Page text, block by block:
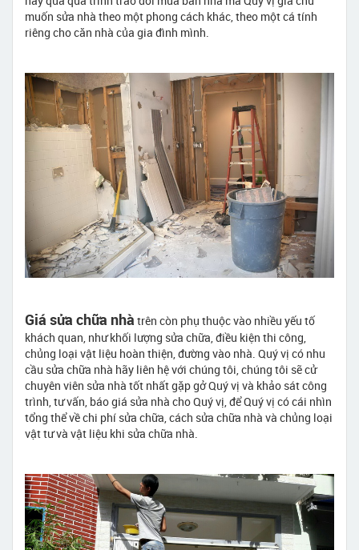
muốn sửa nhà theo một phong cách khác, theo một cá tính
riêng cho căn nhà của gia đình mình.
Giá sửa chữa nhà trên còn phụ thuộc vào nhiều yếu tố
khách quan, như khối lượng sửa chữa, điều kiện thi công,
chủng loại vật liệu hoàn thiện, đường vào nhà. Quý vị có nhu
cầu sửa chữa nhà hãy liên hệ với chúng tôi, chúng tôi sẽ cử
chuyên viên sửa nhà tốt nhất gặp gở Quý vị và khảo sát công
trình, tư vấn, báo giá sửa nhà cho Quý vị, để Quý vị có cái nhìn
tổng thể về chi phí sửa chữa, cách sửa chữa nhà và chủng loại
vật tư và vật liệu khi sửa chữa nhà.